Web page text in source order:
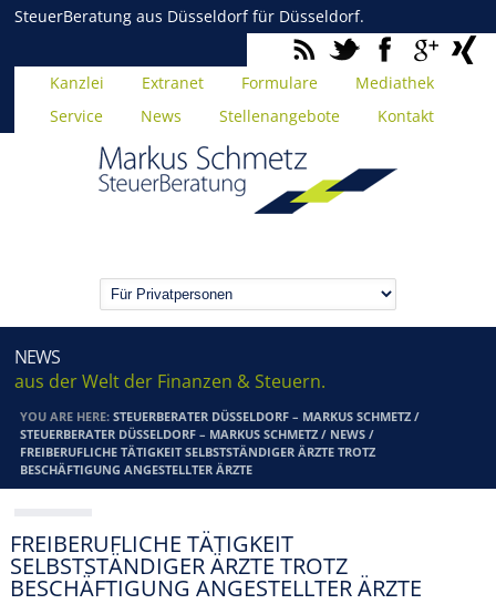
SteuerBeratung aus Düsseldorf für Düsseldorf.
Kanzlei Extranet Formulare
Mediathek
Service
News Stellenangebote Kontakt
NEWS
aus der Welt der Finanzen & Steuern.
YOU ARE HERE:STEUERBERATER DÜSSELDORF – MARKUS SCHMETZ /
STEUERBERATER DÜSSELDORF – MARKUS SCHMETZ / NEWS /
FREIBERUFLICHE TÄTIGKEIT SELBSTSTÄNDIGER ÄRZTE TROTZ
BESCHÄFTIGUNG ANGESTELLTER ÄRZTE
FREIBERUFLICHE TÄTIGKEIT
SELBSTSTÄNDIGER ÄRZTE TROTZ
BESCHÄFTIGUNG ANGESTELLTER ÄRZTE